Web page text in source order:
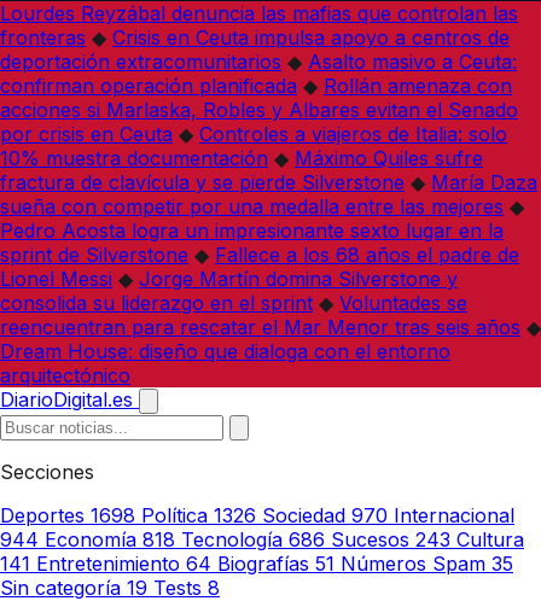
Lourdes Reyzábal denuncia las mafias que controlan las
fronteras ◆ Crisis en Ceuta impulsa apoyo a centros de
deportación extracomunitarios ◆ Asalto masivo a Ceuta:
confirman operación planificada ◆ Rollán amenaza con
acciones si Marlaska, Robles y Albares evitan el Senado
por crisis en Ceuta ◆ Controles a viajeros de Italia: solo
10% muestra documentación ◆ Máximo Quiles sufre
fractura de clavícula y se pierde Silverstone ◆ María Daza
sueña con competir por una medalla entre las mejores ◆
Pedro Acosta logra un impresionante sexto lugar en la
sprint de Silverstone ◆ Fallece a los 68 años el padre de
Lionel Messi ◆ Jorge Martín domina Silverstone y
consolida su liderazgo en el sprint ◆ Voluntades se
reencuentran para rescatar el Mar Menor tras seis años ◆
Dream House: diseño que dialoga con el entorno
arquitectónico
DiarioDigital.es
Secciones
Deportes 1698 Política 1326 Sociedad 970 Internacional
944 Economía 818 Tecnología 686 Sucesos 243 Cultura
141 Entretenimiento 64 Biografías 51 Números Spam 35
Sin categoría 19 Tests 8